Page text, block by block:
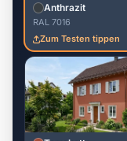
Anthrazit
RAL 7016
Zum Testen tippen